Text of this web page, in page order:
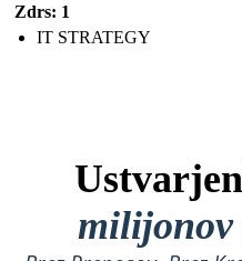
Zdrs: 1
IT STRATEGY
milijonov